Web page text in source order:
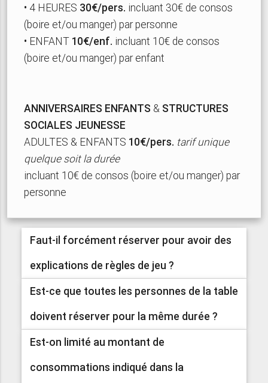
• 4 HEURES 30€/pers. incluant 30€ de consos
(boire et/ou manger) par personne
• ENFANT 10€/enf. incluant 10€ de consos
(boire et/ou manger) par enfant
ANNIVERSAIRES ENFANTS & STRUCTURES
SOCIALES JEUNESSE
ADULTES & ENFANTS 10€/pers. tarif unique
quelque soit la durée
incluant 10€ de consos (boire et/ou manger) par
personne
Faut-il forcément réserver pour avoir des
explications de règles de jeu ?
Est-ce que toutes les personnes de la table
doivent réserver pour la même durée ?
Est-on limité au montant de
consommations indiqué dans la